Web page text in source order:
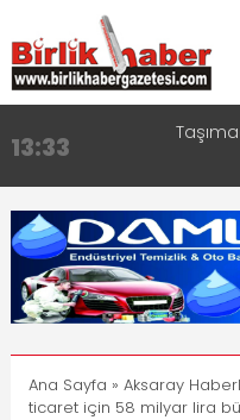
17:15
Aksaray
16:00
Aksaray
8:23
11:30
13:33
Ana Sayfa » Aksaray
ticaret için 58 milyar lira